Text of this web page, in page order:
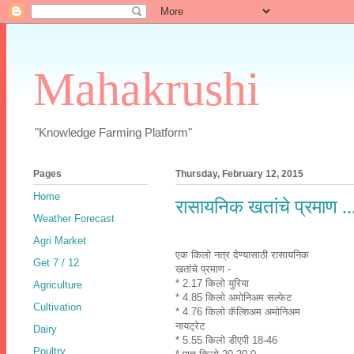
Mahakrushi
"Knowledge Farming Platform"
Thursday, February 12, 2015
रासायनिक खतांचे प्रमाण
एक किलो नत्र देण्यासाठी रासायनिक
खतांचे प्रमाण -
* 2.17 किलो युरिया
* 4.85 किलो अमोनिअम सल्फेट
* 4.76 किलो कॅल्शिअम अमोनिअम
नायट्रेट
* 5.55 किलो डीएपी 18-46
Pages
Home
Weather Forecast
Agri Market
Get 7 / 12
Agriculture
Cultivation
Dairy
Poultry